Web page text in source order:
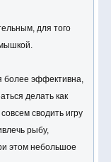
для того
более эффективна,
делать как
сводить игру
рыбу,
этом небольшое